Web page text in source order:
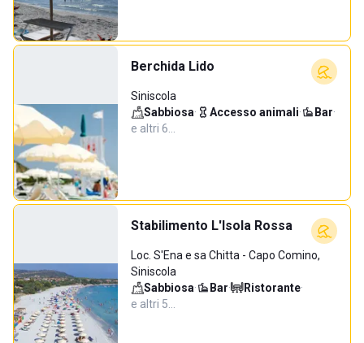
Berchida Lido
Siniscola
Sabbiosa· Accesso animali· Bar·
e altri 6…
Stabilimento L'Isola Rossa
Loc. S'Ena e sa Chitta - Capo Comino,
Siniscola
Sabbiosa· Bar· Ristorante·
e altri 5…